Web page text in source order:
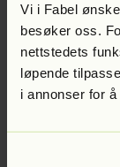
Vi i Fabel
besøker oss.
nettstedets
løpende
i annonser for